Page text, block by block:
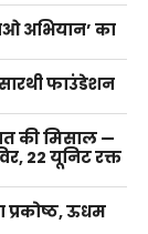
अभियान’ का
फाउंडेशन
की मिसाल —
22 यूनिट रक्त
प्रकोष्ठ, ऊधम